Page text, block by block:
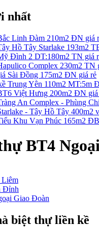
nhất
Linh Đàm 210m2 ĐN giá
Hồ Tây Starlake 193m2
Đình 2 DT:180m2 TN giá
Complex 230m2 TN
Sài Đồng 175m2 ĐN giá rẻ
Trung Yên 110m2 MT:5m
Việt Hưng 200m2 ĐN giá
An Complex - Phùng
- Tây Hồ Tây 400m2
Khu Vạn Phúc 165m2
BT4
Liêm
Đỉnh
Giao Đoàn
biệt thự liền kề